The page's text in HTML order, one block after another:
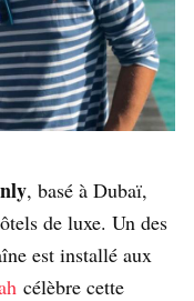
, basé à Dubaï,
de luxe. Un des
est installé aux
célèbre cette